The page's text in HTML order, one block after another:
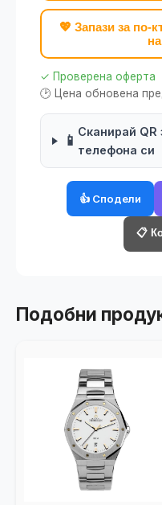
💖 Запази за
✓ Проверена оферта
🕑 Цена обновена
📱
Сканирай QR
телефона си
👍 Сподели
📋
Подобни